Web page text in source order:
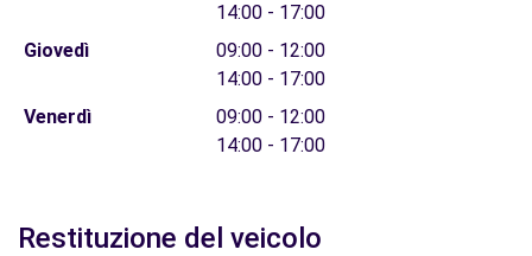
14:00 - 17:00
Giovedì
09:00 - 12:00
14:00 - 17:00
Venerdì
09:00 - 12:00
14:00 - 17:00
Restituzione del veicolo